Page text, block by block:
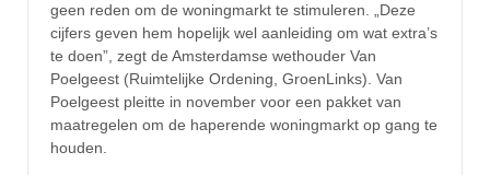
geen reden om de woningmarkt te stimuleren. „Deze
cijfers geven hem hopelijk wel aanleiding om wat extra’s
te doen”, zegt de Amsterdamse wethouder Van
Poelgeest (Ruimtelijke Ordening, GroenLinks). Van
Poelgeest pleitte in november voor een pakket van
maatregelen om de haperende woningmarkt op gang te
houden.